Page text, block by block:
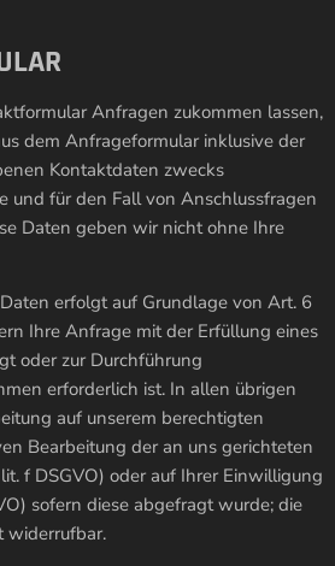
Anfragen zukommen lassen,
dem Anfrageformular inklusive der
Kontaktdaten zwecks
und für den Fall von Anschlussfragen
Daten geben wir nicht ohne Ihre
erfolgt auf Grundlage von Art. 6
Ihre Anfrage mit der Erfüllung eines
oder zur Durchführung
erforderlich ist. In allen übrigen
auf unserem berechtigten
Bearbeitung der an uns gerichteten
f DSGVO) oder auf Ihrer Einwilligung
sofern diese abgefragt wurde; die
widerrufbar.